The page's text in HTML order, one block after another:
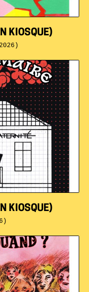
KIOSQUE)
KIOSQUE)